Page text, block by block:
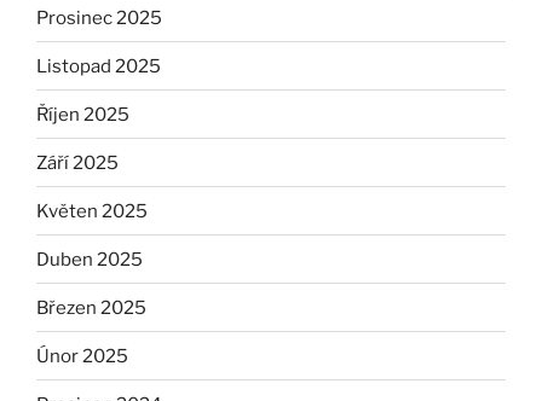
Prosinec 2025
Listopad 2025
Říjen 2025
Září 2025
Květen 2025
Duben 2025
Březen 2025
Únor 2025